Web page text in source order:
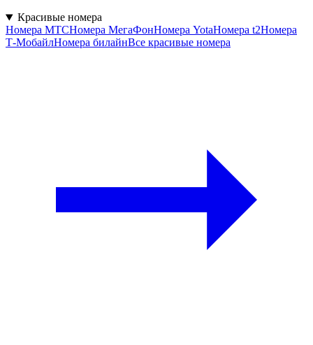
Красивые номера
Номера МТСНомера МегаФонНомера YotaНомера t2Номера
Т‑МобайлНомера билайнВсе красивые номера